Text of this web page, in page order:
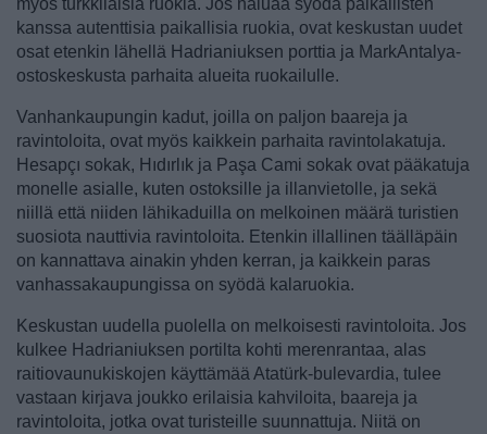
myös turkkilaisia ruokia. Jos haluaa syödä paikallisten
kanssa autenttisia paikallisia ruokia, ovat keskustan uudet
osat etenkin lähellä Hadrianiuksen porttia ja MarkAntalya-
ostoskeskusta parhaita alueita ruokailulle.
Vanhankaupungin kadut, joilla on paljon baareja ja
ravintoloita, ovat myös kaikkein parhaita ravintolakatuja.
Hesapçı sokak, Hıdırlık ja Paşa Cami sokak ovat pääkatuja
monelle asialle, kuten ostoksille ja illanvietolle, ja sekä
niillä että niiden lähikaduilla on melkoinen määrä turistien
suosiota nauttivia ravintoloita. Etenkin illallinen täälläpäin
on kannattava ainakin yhden kerran, ja kaikkein paras
vanhassakaupungissa on syödä kalaruokia.
Keskustan uudella puolella on melkoisesti ravintoloita. Jos
kulkee Hadrianiuksen portilta kohti merenrantaa, alas
raitiovaunukiskojen käyttämää Atatürk-bulevardia, tulee
vastaan kirjava joukko erilaisia kahviloita, baareja ja
ravintoloita, jotka ovat turisteille suunnattuja. Niitä on